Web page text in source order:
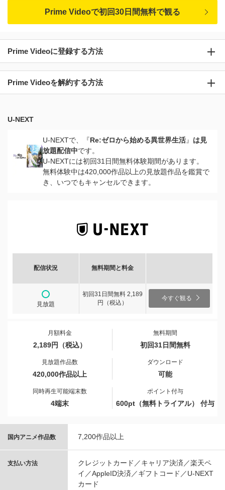
Prime Videoで初回30日間無料で観る
Prime Videoに登録する方法
Prime Videoを解約する方法
U-NEXT
U-NEXTで、『Re:ゼロから始める異世界生活』 は見
放題配信中です。
U-NEXTには初回31日間無料体験期間があります。
無料体験中は420,000作品以上の見放題作品を鑑賞で
き、いつでもキャンセルできます。
配信状況 無料期間と料金
見放題
初回31日間無料 2,189
円（税込）
今すぐ観る
月額料金
2,189円（税込）
無料期間
初回31日間無料
見放題作品数
420,000作品以上
ダウンロード
可能
同時再生可能端末数
4端末
ポイント付与
600pt（無料トライアル） 付与
国内アニメ作品数 7,200作品以上
支払い方法
クレジットカード／キャリア決済／楽天ペ
イ／AppleID決済／ギフトコード／U-NEXT
カード